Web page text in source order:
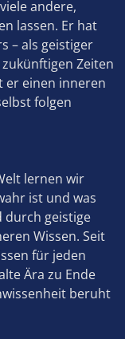
andere,
lassen. Er hat
– als geistiger
Zeiten
er einen inneren
folgen
lernen wir
ist und was
durch geistige
Wissen. Seit
für jeden
Ära zu Ende
beruht